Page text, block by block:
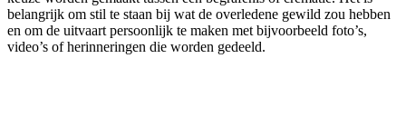
belangrijk om stil te staan bij wat de overledene gewild zou hebben
en om de uitvaart persoonlijk te maken met bijvoorbeeld foto’s,
video’s of herinneringen die worden gedeeld.